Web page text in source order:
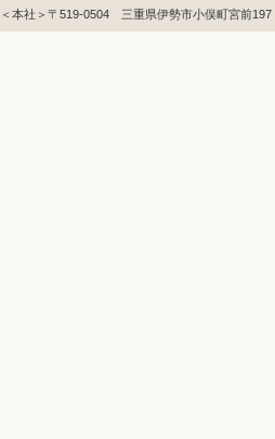
＜本社＞〒519-0504 三重県伊勢市小俣町宮前